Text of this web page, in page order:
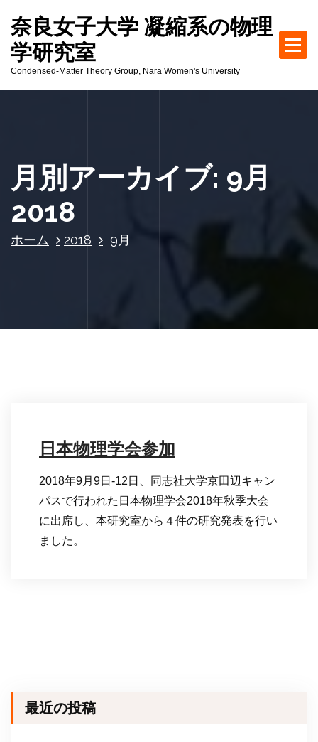
へ
奈良女子大学 凝縮系の物理
学研究室
Condensed-Matter Theory Group, Nara Women's University
月別アーカイブ: 9月
2018
ホーム 2018 9月
日本物理学会参加
2018年9月9日-12日、同志社大学京田辺キャン
パスで行われた日本物理学会2018年秋季大会
に出席し、本研究室から４件の研究発表を行い
ました。
最近の投稿